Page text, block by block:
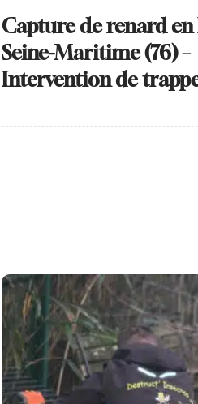
Capture de renard en
Seine-Maritime (76) –
Intervention de